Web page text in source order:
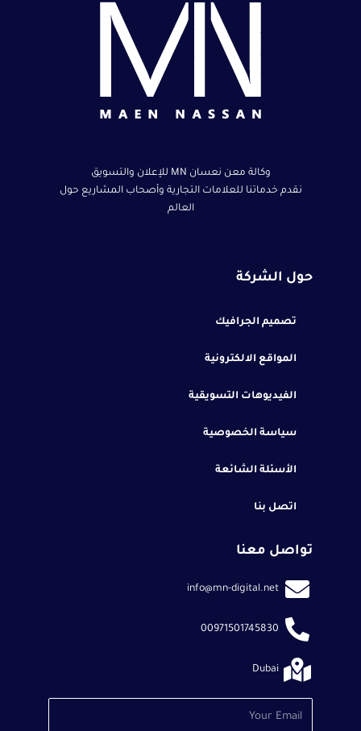
وكالة معن نعسان MN للإعلان والتسويق
نقدم خدماتنا للعلامات التجارية وأصحاب المشاريع حول
العالم
حول الشركة
تصميم الجرافيك
المواقع الالكترونية
الفيديوهات التسويقية
سياسة الخصوصية
الأسئلة الشائعة
اتصل بنا
تواصل معنا
info@mn-digital.net
00971501745830
Dubai